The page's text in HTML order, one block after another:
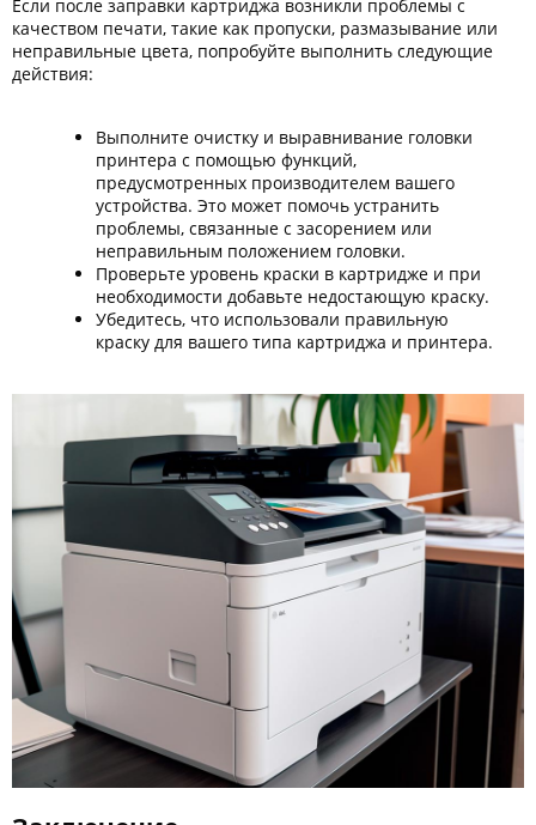
Если после заправки картриджа возникли проблемы с
качеством печати, такие как пропуски, размазывание или
неправильные цвета, попробуйте выполнить следующие
действия:
Выполните очистку и выравнивание головки
принтера с помощью функций,
предусмотренных производителем вашего
устройства. Это может помочь устранить
проблемы, связанные с засорением или
неправильным положением головки.
Проверьте уровень краски в картридже и при
необходимости добавьте недостающую краску.
Убедитесь, что использовали правильную
краску для вашего типа картриджа и принтера.